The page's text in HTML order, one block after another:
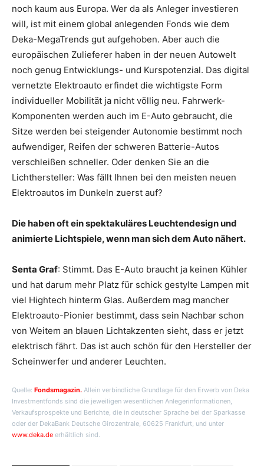
noch kaum aus Europa. Wer da als Anleger investieren
will, ist mit einem global anlegenden Fonds wie dem
Deka-MegaTrends gut aufgehoben. Aber auch die
europäischen Zulieferer haben in der neuen Autowelt
noch genug Entwicklungs- und Kurspotenzial. Das digital
vernetzte Elektroauto erfindet die wichtigste Form
individueller Mobilität ja nicht völlig neu. Fahrwerk-
Komponenten werden auch im E-Auto gebraucht, die
Sitze werden bei steigender Autonomie bestimmt noch
aufwendiger, Reifen der schweren Batterie-Autos
verschleißen schneller. Oder denken Sie an die
Lichthersteller: Was fällt Ihnen bei den meisten neuen
Elektroautos im Dunkeln zuerst auf?
Die haben oft ein spektakuläres Leuchtendesign und
animierte Lichtspiele, wenn man sich dem Auto nähert.
Senta Graf: Stimmt. Das E-Auto braucht ja keinen Kühler
und hat darum mehr Platz für schick gestylte Lampen mit
viel Hightech hinterm Glas. Außerdem mag mancher
Elektroauto-Pionier bestimmt, dass sein Nachbar schon
von Weitem an blauen Lichtakzenten sieht, dass er jetzt
elektrisch fährt. Das ist auch schön für den Hersteller der
Scheinwerfer und anderer Leuchten.
Quelle: Fondsmagazin. Allein verbindliche Grundlage für den Erwerb von Deka
Investmentfonds sind die jeweiligen wesentlichen Anlegerinformationen,
Verkaufsprospekte und Berichte, die in deutscher Sprache bei der Sparkasse
oder der DekaBank Deutsche Girozentrale, 60625 Frankfurt, und unter
www.deka.de erhältlich sind.